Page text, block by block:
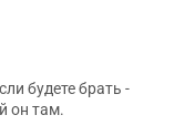
будете брать -
он там.